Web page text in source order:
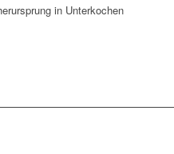
in Unterkochen